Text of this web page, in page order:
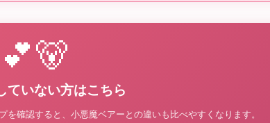
💕🐻
ていない方はこちら
確認すると、小悪魔ベアーとの違いも比べやすくなります。